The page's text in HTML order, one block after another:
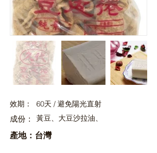
效期： 60天 / 避免陽光直射
成份： 黃豆、大豆沙拉油、
產地：台灣